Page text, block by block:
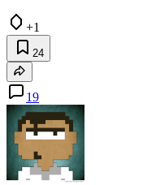
+1
24
19